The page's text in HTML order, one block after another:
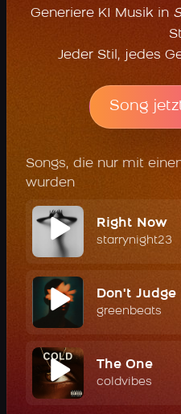
Generiere KI Musik in
Jeder Stil, jedes
Song
Songs, die nur mit
wurden
Right Now
starrynight23
Don't Judge
greenbeats
The One
coldvibes